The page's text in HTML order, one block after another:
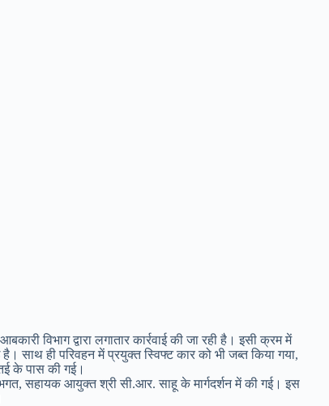
विभाग द्वारा लगातार कार्रवाई की जा रही है। इसी क्रम में
ही परिवहन में प्रयुक्त स्विफ्ट कार को भी जब्त किया गया,
के पास की गई।
सहायक आयुक्त श्री सी.आर. साहू के मार्गदर्शन में की गई। इस